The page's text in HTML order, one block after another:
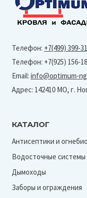
Телефон: +7(499) 399-
Телефон: +7(925) 156-
Email: info@optimum-
Адрес: 142410 МО, г.
КАТАЛОГ
Антисептики и
Водосточные системы
Дымоходы
Заборы и ограждения